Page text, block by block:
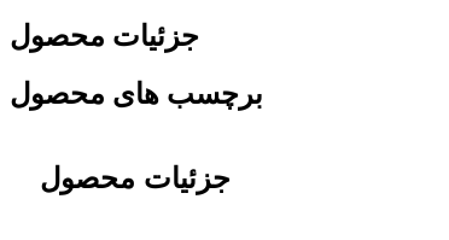
جزئیات محصول
برچسب های محصول
جزئیات محصول